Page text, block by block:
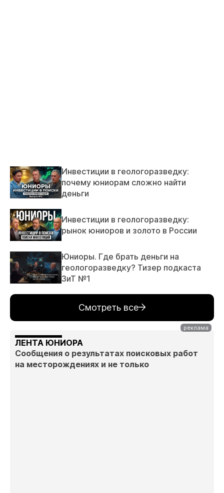
Инвестиции в геологоразведку:
почему юниорам сложно найти
деньги
Инвестиции в геологоразведку:
рынок юниоров и золото в России
Юниоры. Где брать деньги на
геологоразведку? Тизер подкаста
ЗиТ №1
Смотреть все
ЛЕНТА ЮНИОРА
Сообщения о результатах поисковых работ
на месторождениях и не только